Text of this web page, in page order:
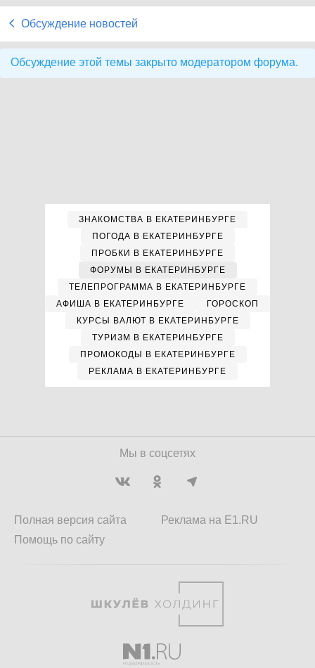
Обсуждение новостей
Обсуждение этой темы закрыто модератором форума.
ЗНАКОМСТВА В ЕКАТЕРИНБУРГЕ
ПОГОДА В ЕКАТЕРИНБУРГЕ
ПРОБКИ В ЕКАТЕРИНБУРГЕ
ФОРУМЫ В ЕКАТЕРИНБУРГЕ
ТЕЛЕПРОГРАММА В ЕКАТЕРИНБУРГЕ
АФИША В ЕКАТЕРИНБУРГЕ
ГОРОСКОП
КУРСЫ ВАЛЮТ В ЕКАТЕРИНБУРГЕ
ТУРИЗМ В ЕКАТЕРИНБУРГЕ
ПРОМОКОДЫ В ЕКАТЕРИНБУРГЕ
РЕКЛАМА В ЕКАТЕРИНБУРГЕ
Мы в соцсетях
Полная версия сайта
Помощь по сайту
Реклама на E1.RU